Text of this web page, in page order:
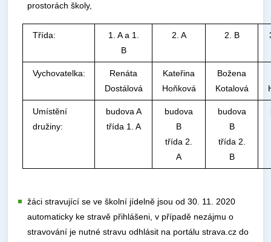
prostorách školy,
Třída:
1. A a 1.
B
2. A 2. B
Vychovatelka:
Renáta
Dostálová
Kateřina
Hoňková
Božena
Kotalová
Umístění
družiny:
budova A
třída 1. A
budova
B
třída 2.
A
budova
B
třída 2.
B
žáci stravující se ve školní jídelně jsou od 30. 11. 2020
automaticky ke stravě přihlášeni, v případě nezájmu o
stravování je nutné stravu odhlásit na portálu strava.cz do